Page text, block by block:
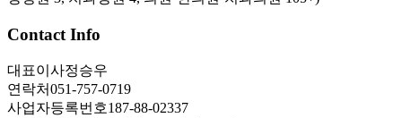
Contact Info
대표이사정승우
연락처051-757-0719
사업자등록번호187-88-02337